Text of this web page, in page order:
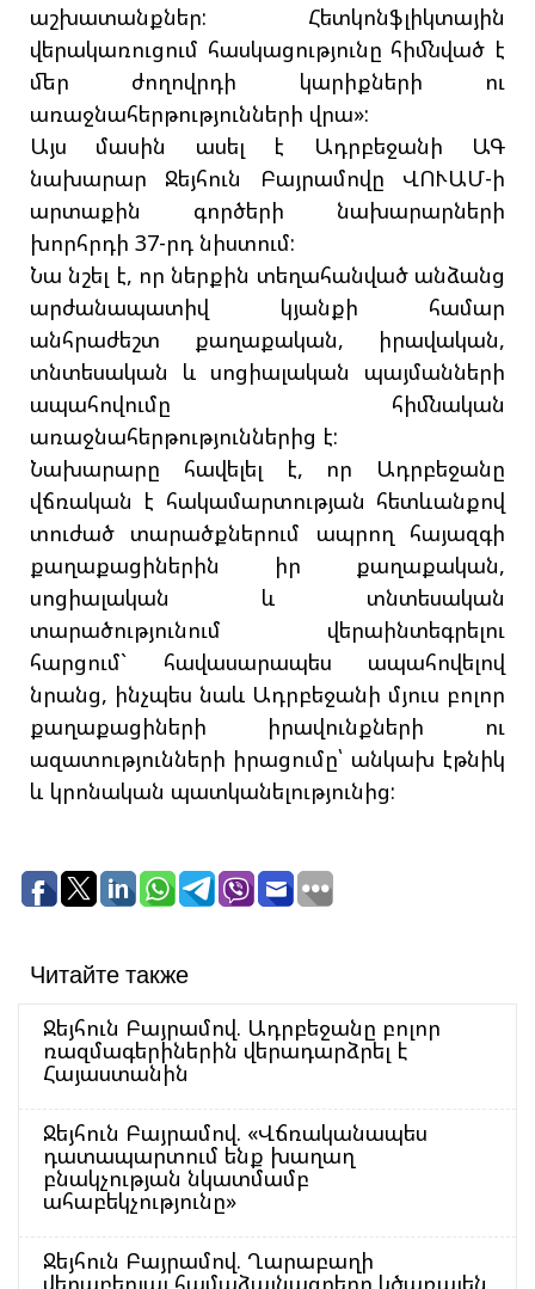
աշխատանքներ: Հետկոնֆլիկտային
վերակառուցում հասկացությունը հիմնված է
մեր ժողովրդի կարիքների ու
առաջնահերթությունների վրա»:
Այս մասին ասել է Ադրբեջանի ԱԳ
նախարար Ջեյհուն Բայրամովը ՎՈՒԱՄ-ի
արտաքին գործերի նախարարների
խորհրդի 37-րդ նիստում:
Նա նշել է, որ ներքին տեղահանված անձանց
արժանապատիվ կյանքի համար
անհրաժեշտ քաղաքական, իրավական,
տնտեսական և սոցիալական պայմանների
ապահովումը հիմնական
առաջնահերթություններից է:
Նախարարը հավելել է, որ Ադրբեջանը
վճռական է հակամարտության հետևանքով
տուժած տարածքներում ապրող հայազգի
քաղաքացիներին իր քաղաքական,
սոցիալական և տնտեսական
տարածությունում վերաինտեգրելու
հարցում` հավասարապես ապահովելով
նրանց, ինչպես նաև Ադրբեջանի մյուս բոլոր
քաղաքացիների իրավունքների ու
ազատությունների իրացումը՝ անկախ էթնիկ
և կրոնական պատկանելությունից:
Читайте также
Ջեյհուն Բայրամով. Ադրբեջանը բոլոր
ռազմագերիներին վերադարձրել է
Հայաստանին
Ջեյհուն Բայրամով. «Վճռականապես
դատապարտում ենք խաղաղ
բնակչության նկատմամբ
ահաբեկչությունը»
Ջեյհուն Բայրամով. Ղարաբաղի
վերաբերյալ համաձայնագրերը կծառայեն